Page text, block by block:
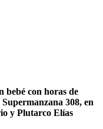
bebé con horas de
308, en
y Plutarco Elías